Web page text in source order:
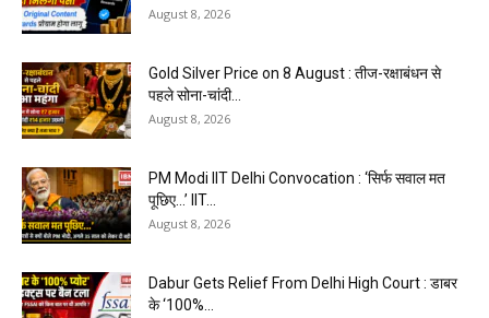
August 8, 2026
Gold Silver Price on 8 August : तीज-रक्षाबंधन से
पहले सोना-चांदी...
August 8, 2026
PM Modi IIT Delhi Convocation : ‘सिर्फ सवाल मत
पूछिए…’ IIT...
August 8, 2026
Dabur Gets Relief From Delhi High Court : डाबर
के ‘100%...